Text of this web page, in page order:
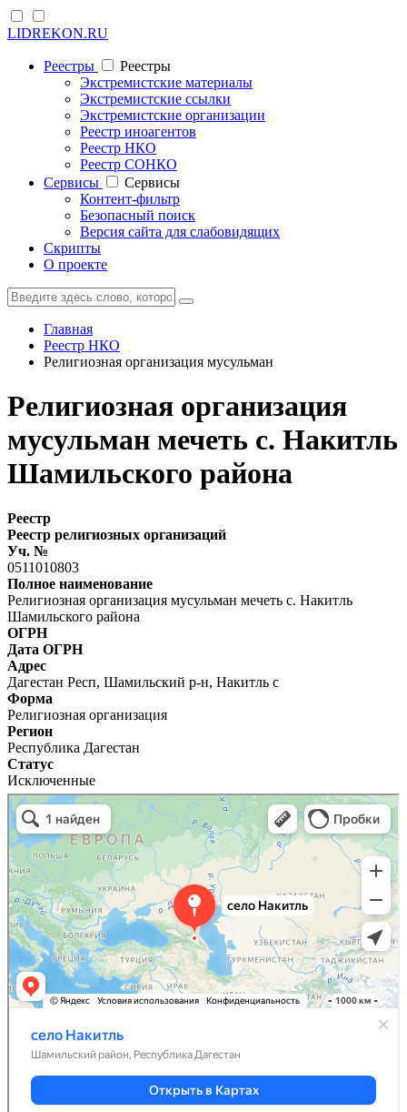
LIDREKON.RU
Реестры
Реестры
Экстремистские материалы
Экстремистские ссылки
Экстремистские организации
Реестр иноагентов
Реестр НКО
Реестр СОНКО
Cервисы
Cервисы
Контент-фильтр
Безопасный поиск
Версия сайта для слабовидящих
Скрипты
О проекте
Главная
Реестр НКО
Религиозная организация мусульман
Религиозная организация
мусульман мечеть с. Накитль
Шамильского района
Реестр
Реестр религиозных организаций
Уч. №
0511010803
Полное наименование
Религиозная организация мусульман мечеть с. Накитль
Шамильского района
ОГРН
Дата ОГРН
Адрес
Дагестан Респ, Шамильский р-н, Накитль с
Форма
Религиозная организация
Регион
Республика Дагестан
Статус
Исключенные